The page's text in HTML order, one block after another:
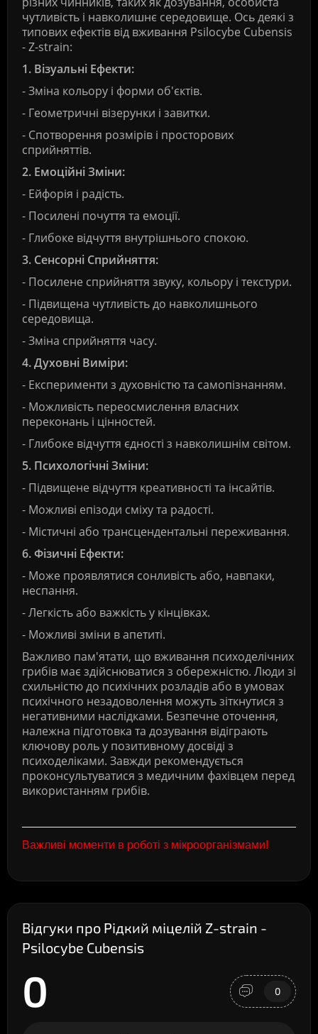
чутливість і навколишнє середовище. Ось деякі з
типових ефектів від вживання Psilocybe Cubensis
- Z-strain:
1. Візуальні Ефекти:
- Зміна кольору і форми об'єктів.
- Геометричні візерунки і завитки.
- Спотворення розмірів і просторових
сприйняттів.
2. Емоційні Зміни:
- Ейфорія і радість.
- Посилені почуття та емоції.
- Глибоке відчуття внутрішнього спокою.
3. Сенсорні Сприйняття:
- Посилене сприйняття звуку, кольору і текстури.
- Підвищена чутливість до навколишнього
середовища.
- Зміна сприйняття часу.
4. Духовні Виміри:
- Експерименти з духовністю та самопізнанням.
- Можливість переосмислення власних
переконань і цінностей.
- Глибоке відчуття єдності з навколишнім світом.
5. Психологічні Зміни:
- Підвищене відчуття креативності та інсайтів.
- Можливі епізоди сміху та радості.
- Містичні або трансцендентальні переживання.
6. Фізичні Ефекти:
- Може проявлятися сонливість або, навпаки,
неспання.
- Легкість або важкість у кінцівках.
- Можливі зміни в апетиті.
Важливо пам'ятати, що вживання психоделічних
грибів має здійснюватися з обережністю. Люди зі
схильністю до психічних розладів або в умовах
психічного незадоволення можуть зіткнутися з
негативними наслідками. Безпечне оточення,
належна підготовка та дозування відіграють
ключову роль у позитивному досвіді з
психоделіками. Завжди рекомендується
проконсультуватися з медичним фахівцем перед
використанням грибів.
Важливі моменти в роботі з мікроорганізмами!
Відгуки про Рідкий міцелій Z-strain -
Psilocybe Cubensis
0 0